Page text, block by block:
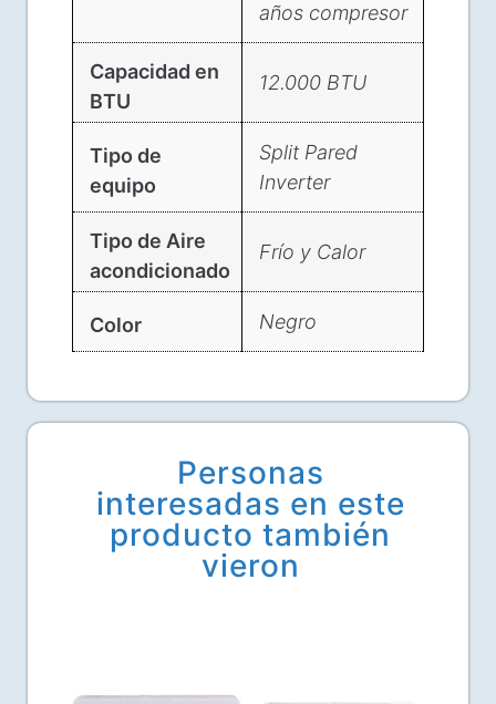
años compresor
Capacidad en
BTU
12.000 BTU
Tipo de
equipo
Split Pared
Inverter
Tipo de Aire
acondicionado
Frío y Calor
Color Negro
Personas
interesadas en este
producto también
vieron